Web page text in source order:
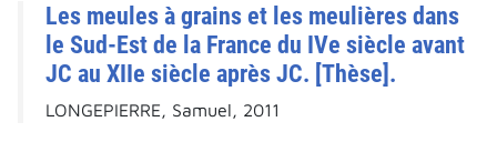
Les meules à grains et les meulières dans
le Sud-Est de la France du IVe siècle avant
JC au XIIe siècle après JC. [Thèse].
LONGEPIERRE, Samuel, 2011